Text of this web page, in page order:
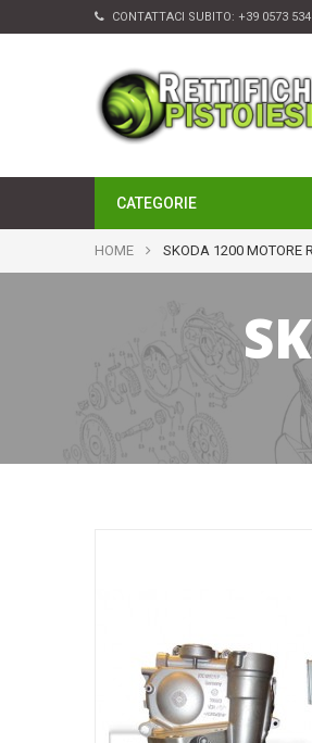
CONTATTACI SUBITO: +39 0573
CATEGORIE
APPARATI DI
TURBINE
ALTRI ACCESSORI
HOME SKODA 1200 MOTORE